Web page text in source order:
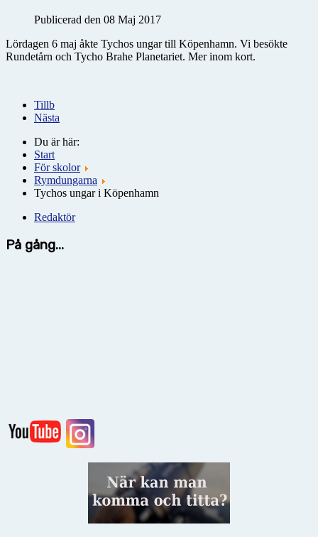
Publicerad den 08 Maj 2017
Lördagen 6 maj åkte Tychos ungar till Köpenhamn. Vi besökte
Rundetårn och Tycho Brahe Planetariet. Mer inom kort.
Tillb
Nästa
Du är här:
Start
För skolor
Rymdungarna
Tychos ungar i Köpenhamn
Redaktör
På gång...